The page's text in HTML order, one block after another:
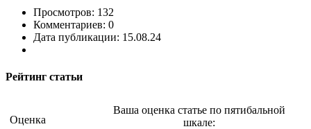
Просмотров: 132
Комментариев: 0
Дата публикации: 15.08.24
Рейтинг статьи
Оценка
Ваша оценка статье по пятибальной
шкале: